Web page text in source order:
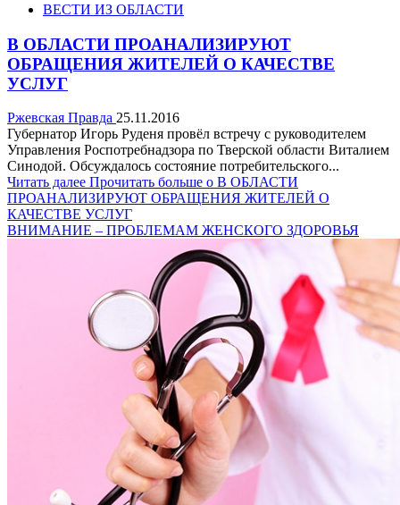
ВЕСТИ ИЗ ОБЛАСТИ
В ОБЛАСТИ ПРОАНАЛИЗИРУЮТ
ОБРАЩЕНИЯ ЖИТЕЛЕЙ О КАЧЕСТВЕ
УСЛУГ
Ржевская Правда 25.11.2016
Губернатор Игорь Руденя провёл встречу с руководителем
Управления Роспотребнадзора по Тверской области Виталием
Синодой. Обсуждалось состояние потребительского...
Читать далее Прочитать больше о В ОБЛАСТИ
ПРОАНАЛИЗИРУЮТ ОБРАЩЕНИЯ ЖИТЕЛЕЙ О
КАЧЕСТВЕ УСЛУГ
ВНИМАНИЕ – ПРОБЛЕМАМ ЖЕНСКОГО ЗДОРОВЬЯ